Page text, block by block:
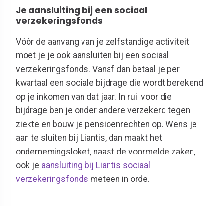
Je aansluiting bij een sociaal
verzekeringsfonds
Vóór de aanvang van je zelfstandige activiteit
moet je je ook aansluiten bij een sociaal
verzekeringsfonds. Vanaf dan betaal je per
kwartaal een sociale bijdrage die wordt berekend
op je inkomen van dat jaar. In ruil voor die
bijdrage ben je onder andere verzekerd tegen
ziekte en bouw je pensioenrechten op. Wens je
aan te sluiten bij Liantis, dan maakt het
ondernemingsloket, naast de voormelde zaken,
ook je aansluiting bij Liantis sociaal
verzekeringsfonds meteen in orde.